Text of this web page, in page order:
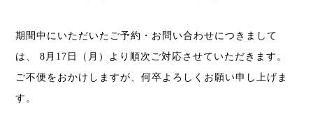
期間中にいただいたご予約・お問い合わせにつきまして
は、8月17日（月）より順次ご対応させていただきます。
ご不便をおかけしますが、何卒よろしくお願い申し上げま
す。